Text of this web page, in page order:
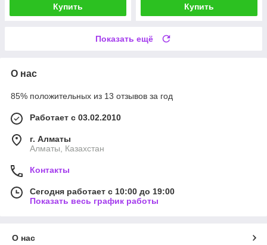
Купить Купить
Показать ещё
О нас
85% положительных из 13 отзывов за год
Работает с 03.02.2010
г. Алматы
Алматы, Казахстан
Контакты
Сегодня работает с 10:00 до 19:00
Показать весь график работы
О нас